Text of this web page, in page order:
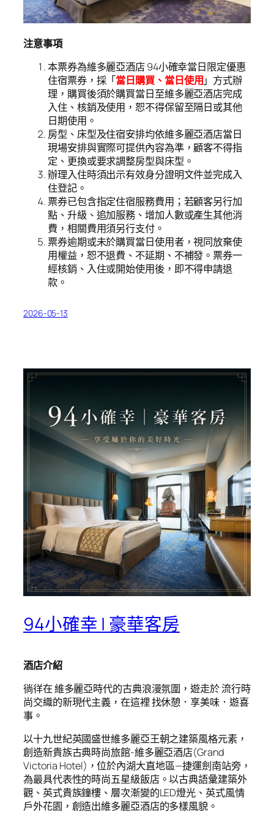
注意事項
本票券為維多麗亞酒店 94小確幸當日限定優惠
住宿票券，採「當日購買、當日使用」方式辦
理，購買後須於購買當日至維多麗亞酒店完成
入住、核銷及使用，恕不得保留至隔日或其他
日期使用。
房型、床型及住宿安排均依維多麗亞酒店當日
現場安排與實際可提供內容為準，顧客不得指
定、更換或要求調整房型與床型。
辦理入住時須出示有效身分證明文件並完成入
住登記。
票券已包含指定住宿服務費用；若顧客另行加
點、升級、追加服務、增加人數或產生其他消
費，相關費用須另行支付。
票券逾期或未於購買當日使用者，視同放棄使
用權益，恕不退費、不延期、不補發。票券一
經核銷、入住或開始使用後，即不得申請退
款。
2026-05-13
94小確幸 | 豪華客房
酒店介紹
徜徉在 維多麗亞時代的古典浪漫氛圍，遊走於 流行時
尚交織的新現代主義，在這裡 找休憩．享美味．遊喜
事。
以十九世紀英國盛世維多麗亞王朝之建築風格元素，
創造新貴族古典時尚旅館-維多麗亞酒店(Grand
Victoria Hotel)，位於內湖大直地區—捷運劍南站旁，
為最具代表性的時尚五星級飯店。以古典語彙建築外
觀、英式貴族鐘樓、層次漸變的LED燈光、英式風情
戶外花園，創造出維多麗亞酒店的多樣風貌。